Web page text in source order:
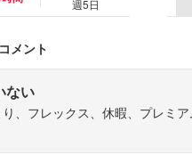
週5日
メント
ない
、フレックス、休暇、プレミ